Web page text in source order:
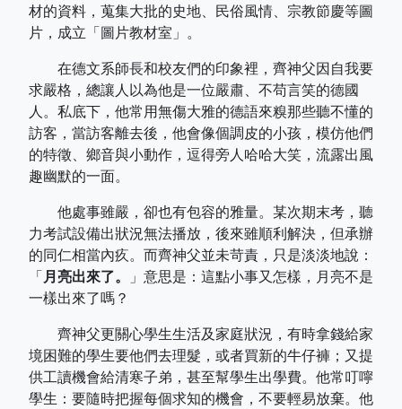
材的資料，蒐集大批的史地、民俗風情、宗教節慶等圖
片，成立「圖片教材室」。
在德文系師長和校友們的印象裡，齊神父因自我要
求嚴格，總讓人以為他是一位嚴肅、不苟言笑的德國
人。私底下，他常用無傷大雅的德語來糗那些聽不懂的
訪客，當訪客離去後，他會像個調皮的小孩，模仿他們
的特徵、鄉音與小動作，逗得旁人哈哈大笑，流露出風
趣幽默的一面。
他處事雖嚴，卻也有包容的雅量。某次期末考，聽
力考試設備出狀況無法播放，後來雖順利解決，但承辦
的同仁相當內疚。而齊神父並未苛責，只是淡淡地說：
「月亮出來了。
」意思是：這點小事又怎樣，月亮不是
一樣出來了嗎？
齊神父更關心學生生活及家庭狀況，有時拿錢給家
境困難的學生要他們去理髮，或者買新的牛仔褲；又提
供工讀機會給清寒子弟，甚至幫學生出學費。他常叮嚀
學生：要隨時把握每個求知的機會，不要輕易放棄。他